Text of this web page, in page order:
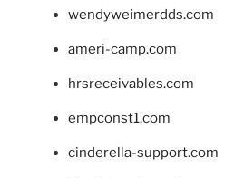
wendyweimerdds.com
ameri-camp.com
hrsreceivables.com
empconst1.com
cinderella-support.com